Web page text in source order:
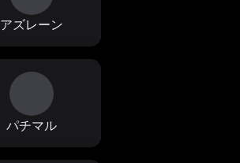
アズレーン
パチマル